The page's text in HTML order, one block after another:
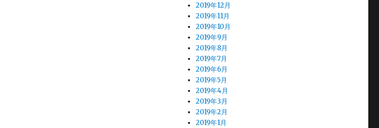
2019年12月
2019年11月
2019年10月
2019年9月
2019年8月
2019年7月
2019年6月
2019年5月
2019年4月
2019年3月
2019年2月
2019年1月